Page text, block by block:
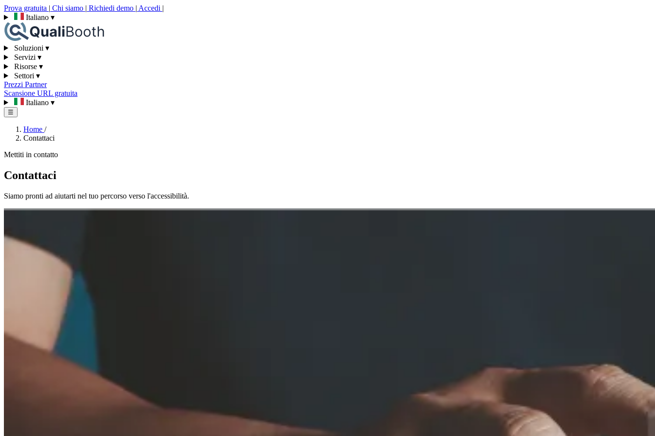
Prova gratuita | Chi siamo | Richiedi demo | Accedi |
Italiano ▾
Soluzioni ▾
Servizi ▾
Risorse ▾
Settori ▾
Prezzi Partner
Scansione URL gratuita
Italiano ▾
☰
Home /
Contattaci
Mettiti in contatto
Contattaci
Siamo pronti ad aiutarti nel tuo percorso verso l'accessibilità.